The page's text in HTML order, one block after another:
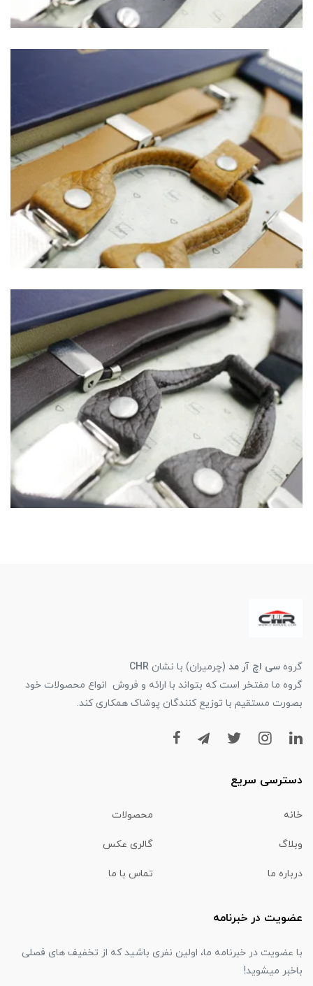
گروه سی اچ آر مد (چرمیران) با نشان CHR
گروه ما مفتخر است که بتواند با ارائه و فروش انواع محصولات خود
بصورت مستقیم با توزیع کنندگان پوشاک همکاری کند.
دسترسی سریع
خانه محصولات
وبلاگ گالری عکس
درباره ما تماس با ما
عضویت در خبرنامه
با عضویت در خبرنامه ما، اولین نفری باشید که از تخفیف های فصلی
باخبر میشوید!